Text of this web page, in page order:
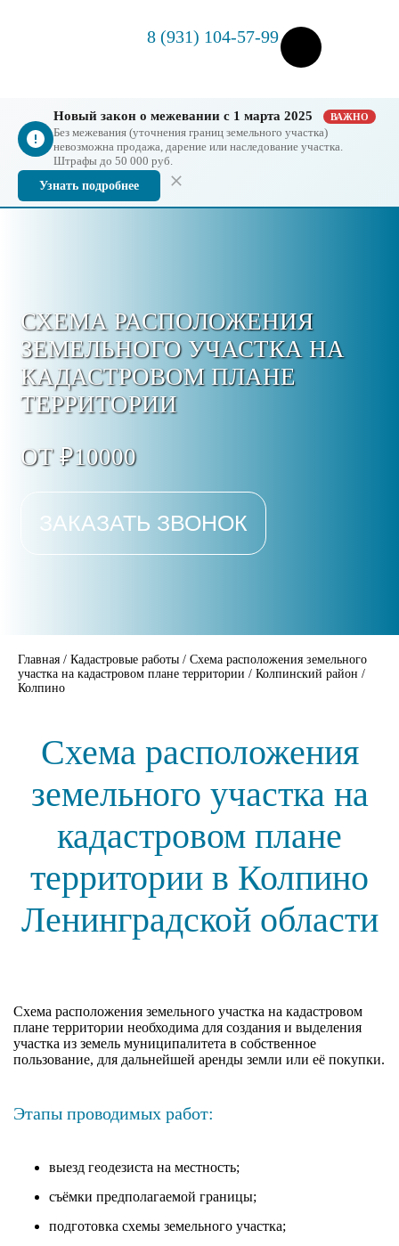
8 (931) 104-57-99
Новый закон о межевании с 1 марта 2025 ВАЖНО
Без межевания (уточнения границ земельного участка)
невозможна продажа, дарение или наследование участка.
Штрафы до 50 000 руб.
Узнать подробнее
СХЕМА РАСПОЛОЖЕНИЯ
ЗЕМЕЛЬНОГО УЧАСТКА НА
КАДАСТРОВОМ ПЛАНЕ
ТЕРРИТОРИИ
ОТ ₽10000
ЗАКАЗАТЬ ЗВОНОК
Главная / Кадастровые работы / Схема расположения земельного
участка на кадастровом плане территории / Колпинский район /
Колпино
Схема расположения
земельного участка на
кадастровом плане
территории в Колпино
Ленинградской области
Cхема расположения земельного участка на кадастровом
плане территории необходима для создания и выделения
участка из земель муниципалитета в собственное
пользование, для дальнейшей аренды земли или её покупки.
Этапы проводимых работ:
выезд геодезиста на местность;
съёмки предполагаемой границы;
подготовка схемы земельного участка;